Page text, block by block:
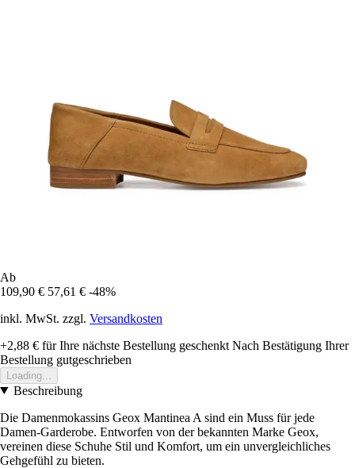
Ab
109,90 € 57,61 € -48%
inkl. MwSt. zzgl. Versandkosten
+2,88 € für Ihre nächste Bestellung geschenkt Nach Bestätigung Ihrer
Bestellung gutgeschrieben
Loading...
Beschreibung
Die Damenmokassins Geox Mantinea A sind ein Muss für jede
Damen-Garderobe. Entworfen von der bekannten Marke Geox,
vereinen diese Schuhe Stil und Komfort, um ein unvergleichliches
Gehgefühl zu bieten.